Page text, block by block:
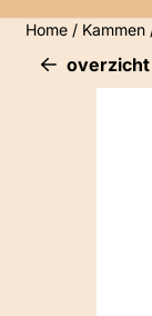
Home / Kammen
overzicht